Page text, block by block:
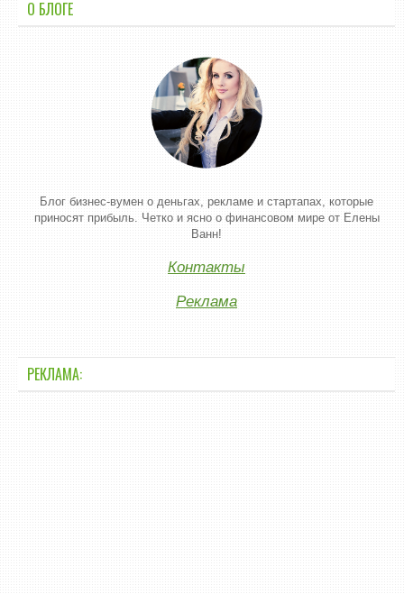
О БЛОГЕ
Блог бизнес-вумен о деньгах, рекламе и стартапах, которые
приносят прибыль. Четко и ясно о финансовом мире от Елены
Ванн!
Контакты
Реклама
РЕКЛАМА: